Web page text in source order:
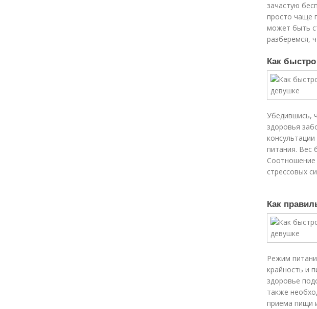
зачастую
просто чаще
может быть
разберемся,
Как
Убедившись,
здоровья
питания. Вес
Соотношение
стрессовых
Как
Режим
крайность и
здоровье
также
приема пищи